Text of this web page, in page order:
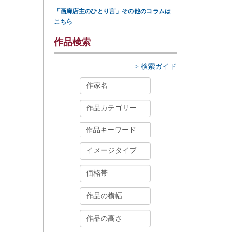
「画廊店主のひとり言」その他のコラムは
こちら
作品検索
> 検索ガイド